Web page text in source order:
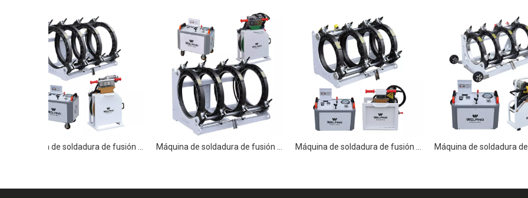
Máquina de soldadura de fusión de tuberías HDPE hidráulicas de alta gama WP500A PRO Máquina de soldadura de fusión de tuberías HDPE hidráulicas de gama alta WP355A Pro Máquina de soldadura de fusión de tuberías HDPE hidráulicas de alta gama WP315A Pro